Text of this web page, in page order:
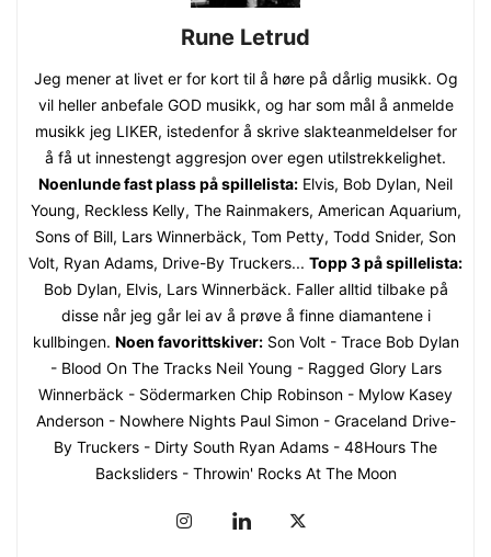
Rune Letrud
Jeg mener at livet er for kort til å høre på dårlig musikk. Og
vil heller anbefale GOD musikk, og har som mål å anmelde
musikk jeg LIKER, istedenfor å skrive slakteanmeldelser for
å få ut innestengt aggresjon over egen utilstrekkelighet.
Noenlunde fast plass på spillelista: Elvis, Bob Dylan, Neil
Young, Reckless Kelly, The Rainmakers, American Aquarium,
Sons of Bill, Lars Winnerbäck, Tom Petty, Todd Snider, Son
Volt, Ryan Adams, Drive-By Truckers... Topp 3 på spillelista:
Bob Dylan, Elvis, Lars Winnerbäck. Faller alltid tilbake på
disse når jeg går lei av å prøve å finne diamantene i
kullbingen. Noen favorittskiver:Son Volt - Trace Bob Dylan
- Blood On The Tracks Neil Young - Ragged Glory Lars
Winnerbäck - Södermarken Chip Robinson - Mylow Kasey
Anderson - Nowhere Nights Paul Simon - Graceland Drive-
By Truckers - Dirty South Ryan Adams - 48Hours The
Backsliders - Throwin' Rocks At The Moon